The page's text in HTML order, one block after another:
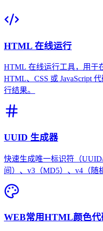
HTML 在线运行
HTML 在线运行工具，用于
HTML、CSS 或 JavaScript
行结果。
UUID 生成器
快速生成唯一标识符（
间）、v3（MD5）、v4（随
WEB常用HTML颜色代